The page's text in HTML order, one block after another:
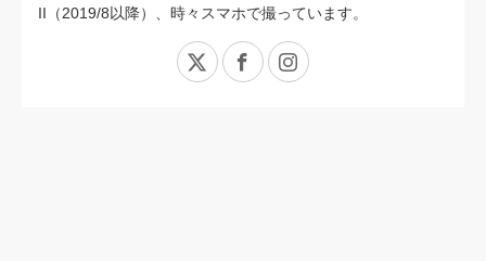
II（2019/8以降）、時々スマホで撮っています。
X FacebookInstagram